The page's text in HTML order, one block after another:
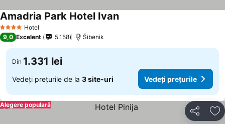
4 Stele Hotel
Amadria Park Hotel IvanVedeți prețurile
9,0 Excelent 5.158 Šibenik
Din 1.331 lei
Vedeți prețurile de la 3 site-uri Vedeți prețurile
Distribuiți
Alegere populară